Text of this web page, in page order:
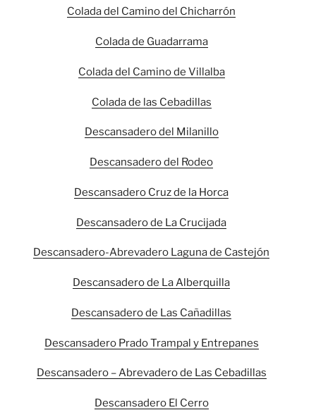
Colada del Camino del Chicharrón
Colada de Guadarrama
Colada del Camino de Villalba
Colada de las Cebadillas
Descansadero del Milanillo
Descansadero del Rodeo
Descansadero Cruz de la Horca
Descansadero de La Crucijada
Descansadero-Abrevadero Laguna de Castejón
Descansadero de La Alberquilla
Descansadero de Las Cañadillas
Descansadero Prado Trampal y Entrepanes
Descansadero – Abrevadero de Las Cebadillas
Descansadero El Cerro